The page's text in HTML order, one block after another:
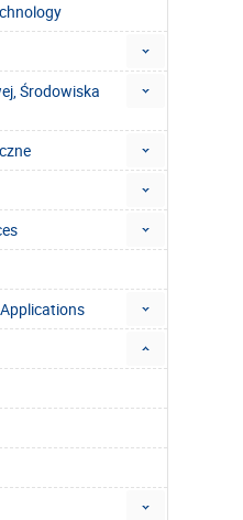
Środowiska